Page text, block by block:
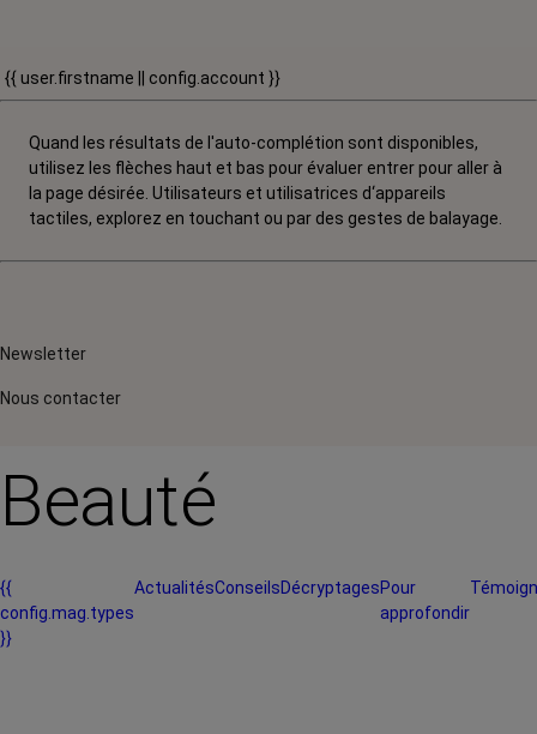
{{ user.firstname || config.account }}
Quand les résultats de l'auto-complétion sont disponibles,
utilisez les flèches haut et bas pour évaluer entrer pour aller à
la page désirée. Utilisateurs et utilisatrices d‘appareils
tactiles, explorez en touchant ou par des gestes de balayage.
Newsletter
Nous contacter
Beauté
{{
config.mag.types
}}
ActualitésConseilsDécryptagesPour
approfondir